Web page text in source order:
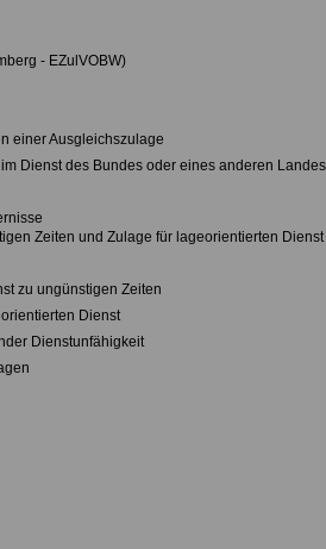
- EZulVOBW)
einer Ausgleichszulage
Dienst des Bundes oder eines anderen
Zeiten und Zulage für lageorientierten Dienst
zu ungünstigen Zeiten
Dienst
Dienstunfähigkeit